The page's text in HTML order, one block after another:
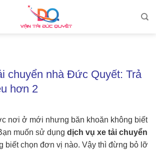
chuyển nhà Đức Quyết: Trả
hơn 2
nơi ở mới nhưng băn khoăn không biết
muốn sử dụng dịch vụ xe tải chuyển
biết chọn đơn vị nào. Vậy thì đừng bỏ lỡ